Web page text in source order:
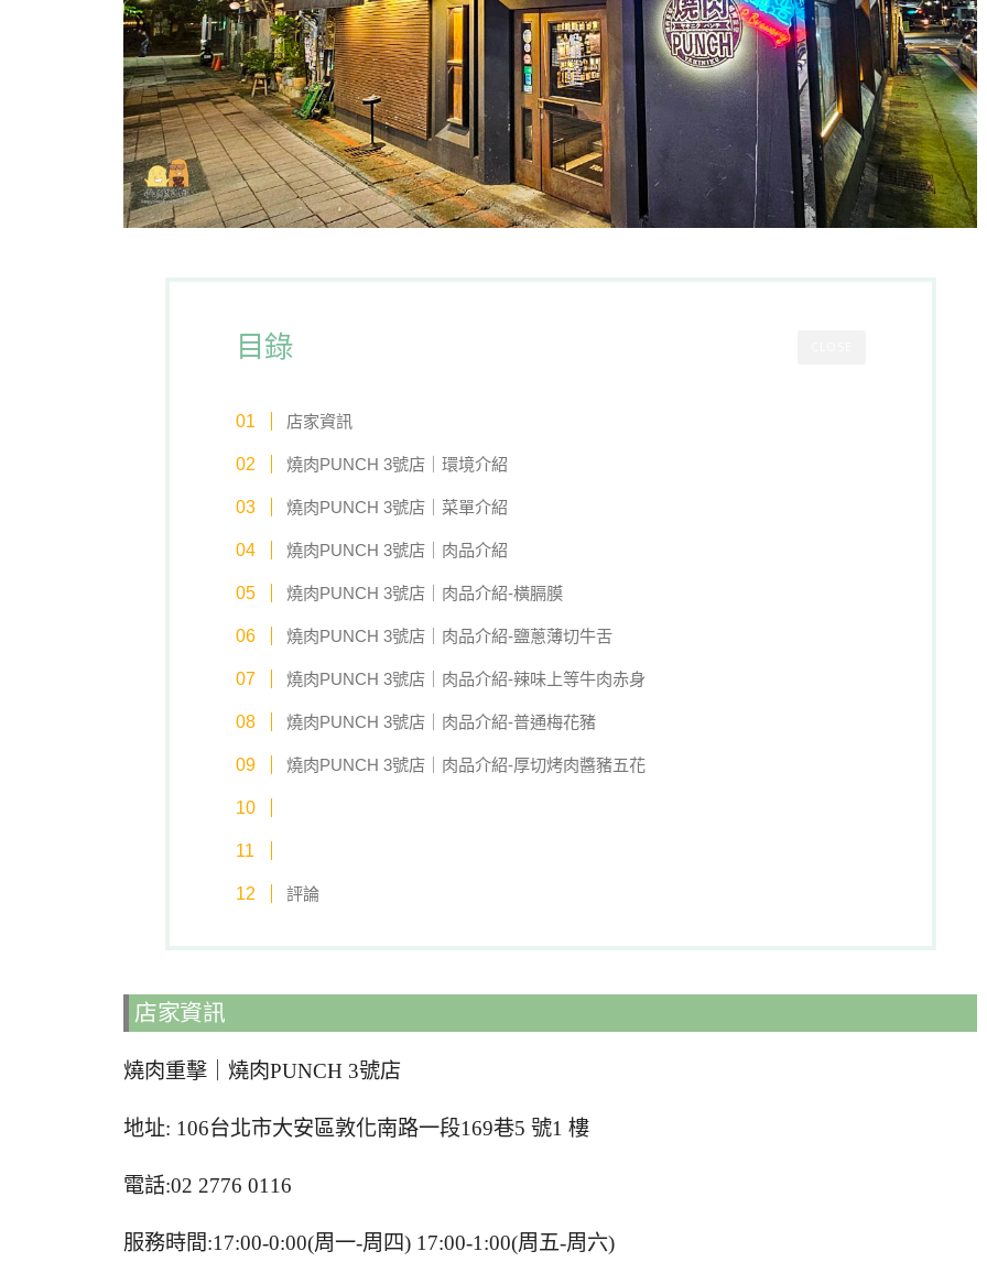
目錄
店家資訊
燒肉PUNCH 3號店｜環境介紹
燒肉PUNCH 3號店｜菜單介紹
燒肉PUNCH 3號店｜肉品介紹
燒肉PUNCH 3號店｜肉品介紹-橫膈膜
燒肉PUNCH 3號店｜肉品介紹-鹽蔥薄切牛舌
燒肉PUNCH 3號店｜肉品介紹-辣味上等牛肉赤身
燒肉PUNCH 3號店｜肉品介紹-普通梅花豬
燒肉PUNCH 3號店｜肉品介紹-厚切烤肉醬豬五花
評論
店家資訊
燒肉重擊｜燒肉PUNCH 3號店
地址: 106台北市大安區敦化南路一段169巷5 號1 樓
電話:02 2776 0116
服務時間:17:00-0:00(周一-周四) 17:00-1:00(周五-周六)